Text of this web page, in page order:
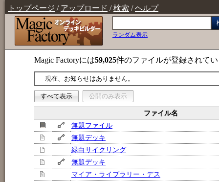
トップページ / アップロード /検索 /ヘルプ
ランダム表示
Magic Factoryには59,025件のファイルが登録されて
現在、お知らせはありません。
すべて表示 公開のみ表示
ファイル名
無題ファイル
無題デッキ
緑白サイクリング
無題デッキ
マイア・ライブラリー・デス